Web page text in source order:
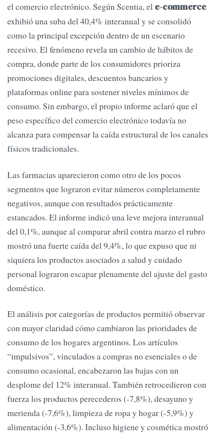
el comercio electrónico. Según Scentia, el e-commerce
exhibió una suba del 40,4% interanual y se consolidó
como la principal excepción dentro de un escenario
recesivo. El fenómeno revela un cambio de hábitos de
compra, donde parte de los consumidores prioriza
promociones digitales, descuentos bancarios y
plataformas online para sostener niveles mínimos de
consumo. Sin embargo, el propio informe aclaró que el
peso específico del comercio electrónico todavía no
alcanza para compensar la caída estructural de los canales
físicos tradicionales.
Las farmacias aparecieron como otro de los pocos
segmentos que lograron evitar números completamente
negativos, aunque con resultados prácticamente
estancados. El informe indicó una leve mejora interanual
del 0,1%, aunque al comparar abril contra marzo el rubro
mostró una fuerte caída del 9,4%, lo que expuso que ni
siquiera los productos asociados a salud y cuidado
personal lograron escapar plenamente del ajuste del gasto
doméstico.
El análisis por categorías de productos permitió observar
con mayor claridad cómo cambiaron las prioridades de
consumo de los hogares argentinos. Los artículos
“impulsivos”, vinculados a compras no esenciales o de
consumo ocasional, encabezaron las bajas con un
desplome del 12% interanual. También retrocedieron con
fuerza los productos perecederos (-7,8%), desayuno y
merienda (-7,6%), limpieza de ropa y hogar (-5,9%) y
alimentación (-3,6%). Incluso higiene y cosmética mostró